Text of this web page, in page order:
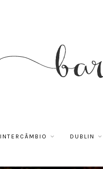
INTERCÂMBIO DUBLIN